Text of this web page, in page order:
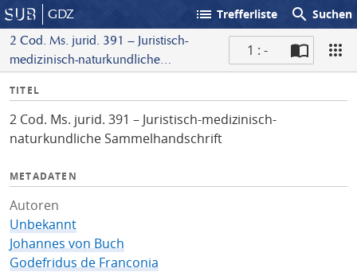
GDZ list Trefferliste search Suchen
2 Cod. Ms. jurid. 391 – Juristisch-
medizinisch-naturkundliche
1 : -
I
f
o
TITEL
2 Cod. Ms. jurid. 391 – Juristisch-medizinisch-
naturkundliche Sammelhandschrift
METADATEN
Autoren
Unbekannt
Johannes von Buch
Godefridus de Franconia